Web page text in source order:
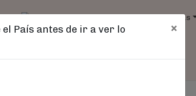
Agendas
el País antes de ir a ver lo
×